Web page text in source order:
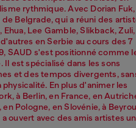
rythmique. Avec Dorian Fuk,
Belgrade, qui a réuni des
Lee Gamble, Slikback, Zuli,
en Serbie au cours des 7
SAUD s'est positionné comme
est spécialisé dans les sons
et des tempos divergents,
En plus d'animer les
à Berlin, en France, en
Pologne, en Slovénie, à
ouvert avec des amis artistes